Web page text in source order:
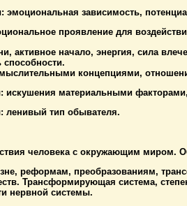
зависимость,
проявление для
активное начало, энергия, сила
способности.
концепциями,
материальными
ленивый тип обывателя.
человека с окружающим миром.
реформам, преобразованиям,
Трансформирующая система,
нервной системы.